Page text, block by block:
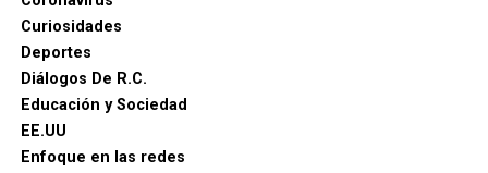
de trabajo en las diferentes áreas que con su
profesionalismo, dedicación y arduo trabajo mantienen
en alto el orgullo Ibaguereño.
Curiosidades
Deportes
Diálogos De R.C.
Educación y Sociedad
EE.UU
Enfoque en las redes